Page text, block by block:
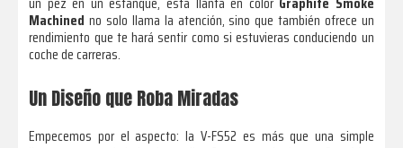
Machined no solo llama la atención, sino que también ofrece un
rendimiento que te hará sentir como si estuvieras conduciendo un
coche de carreras.
Un Diseño que Roba Miradas
Empecemos por el aspecto: la V-FS52 es más que una simple